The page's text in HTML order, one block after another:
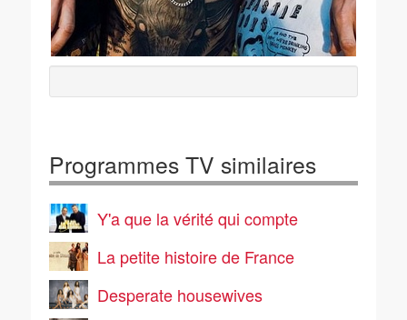
Programmes TV similaires
Y'a que la vérité qui compte
La petite histoire de France
Desperate housewives